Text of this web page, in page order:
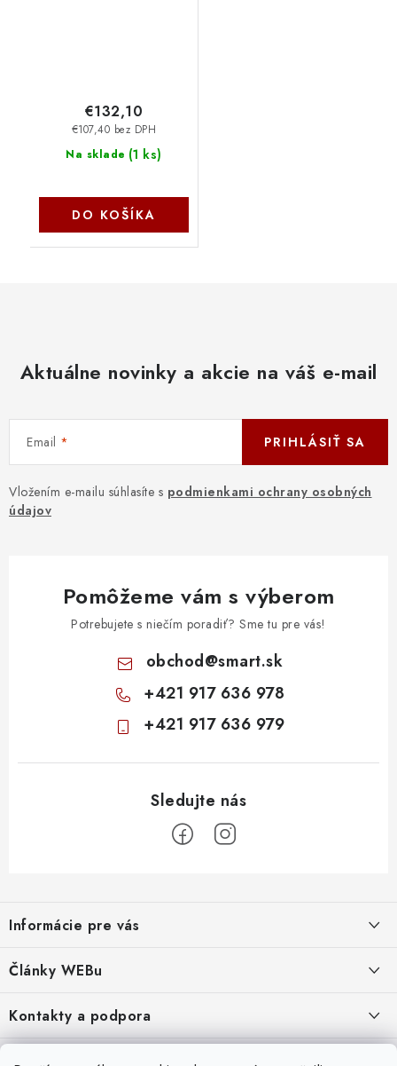
Na sklade (1 ks)
€107,40 bez DPH
€132,10
DO KOŠÍKA
Aktuálne novinky a akcie na váš e-mail
Email
Vložením e-mailu súhlasíte s podmienkami ochrany osobných
údajov
PRIHLÁSIŤ SA
Pomôžeme vám s výberom
Potrebujete s niečím poradiť? Sme tu pre vás!
obchod@smart.sk
+421 917 636 978
+421 917 636 979
p
ä
e
Informácie pre vás
Obchodné podmienky
Moja objednávka
Odstúpenie od zmluvy
Články WEBu
Dôležité oznamy
16.6.2026
Kontakty a podpora
Servisné služby